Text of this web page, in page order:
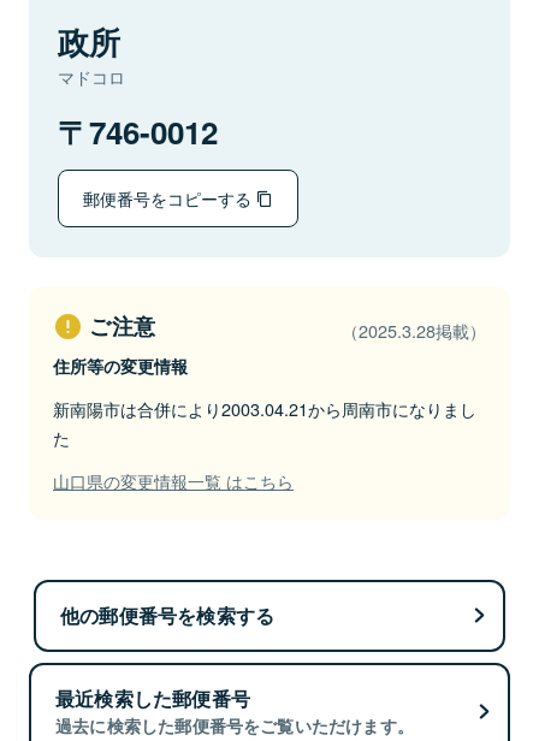
政所
マドコロ
746-0012
郵便番号をコピーする
ご注意 （2025.3.28掲載）
住所等の変更情報
新南陽市は合併により2003.04.21から周南市になりまし
た
山口県の変更情報一覧 はこちら
他の郵便番号を検索する
最近検索した郵便番号
過去に検索した郵便番号をご覧いただけます。